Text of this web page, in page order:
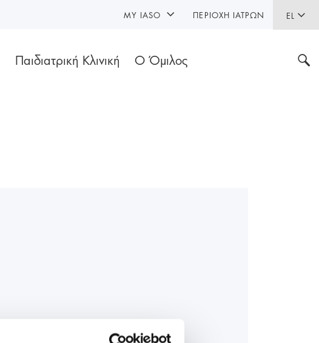
EL
Παιδιατρική Κλινική Ο Όμιλος
MY IASO ΠΕΡΙΟΧΉ ΙΑΤΡΏΝ